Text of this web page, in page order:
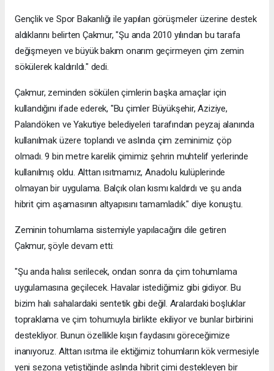
Gençlik ve Spor Bakanlığı ile yapılan görüşmeler üzerine destek
aldıklarını belirten Çakmur, "Şu anda 2010 yılından bu tarafa
değişmeyen ve büyük bakım onarım geçirmeyen çim zemin
sökülerek kaldırıldı." dedi.
Çakmur, zeminden sökülen çimlerin başka amaçlar için
kullandığını ifade ederek, "Bu çimler Büyükşehir, Aziziye,
Palandöken ve Yakutiye belediyeleri tarafından peyzaj alanında
kullanılmak üzere toplandı ve aslında çim zeminimiz çöp
olmadı. 9 bin metre karelik çimimiz şehrin muhtelif yerlerinde
kullanılmış oldu. Alttan ısıtmamız, Anadolu kulüplerinde
olmayan bir uygulama. Balçık olan kısmı kaldırdı ve şu anda
hibrit çim aşamasının altyapısını tamamladık." diye konuştu.
Zeminin tohumlama sistemiyle yapılacağını dile getiren
Çakmur, şöyle devam etti:
"Şu anda halısı serilecek, ondan sonra da çim tohumlama
uygulamasına geçilecek. Havalar istediğimiz gibi gidiyor. Bu
bizim halı sahalardaki sentetik gibi değil. Aralardaki boşluklar
topraklama ve çim tohumuyla birlikte ekiliyor ve bunlar birbirini
destekliyor. Bunun özellikle kışın faydasını göreceğimize
inanıyoruz. Alttan ısıtma ile ektiğimiz tohumların kök vermesiyle
yeni sezona yetiştiğinde aslında hibrit çimi destekleyen bir